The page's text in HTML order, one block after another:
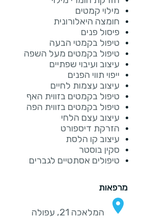
מילוי קמטים
חומצה היאלורונית
פיסול פנים
טיפול בקמטי הבעה
טיפול בקמטים מעל השפה
עיצוב ועיבוי שפתיים
ייפוי תווי הפנים
עיצוב עצמות לחיים
טיפול בקמטים בזווית האף
טיפול בקמטים בזווית הפה
עיצוב עצם הלחי
הזרקת דיספורט
עיצוב קו הלסת
סקין בוסטר
טיפולים אסתטיים לגברים
מרפאות
המלאכה 21, עפולה